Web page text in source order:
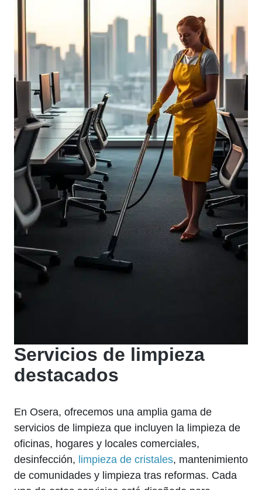
Servicios de limpieza
destacados
En Osera, ofrecemos una amplia gama de
servicios de limpieza que incluyen la limpieza de
oficinas, hogares y locales comerciales,
desinfección, limpieza de cristales, mantenimiento
de comunidades y limpieza tras reformas. Cada